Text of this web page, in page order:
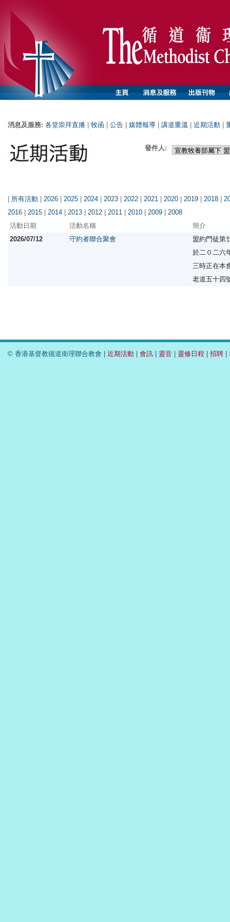
消息及服務: 各堂崇拜直播 牧函 公告 媒體報導 講道重溫 近期活動
發件人:
| 所有活動 | 2026 | 2025 | 2024 | 2023 | 2022 | 2021 | 2020 | 2019 | 2018 |
2016 | 2015 | 2014 | 2013 | 2012 | 2011 | 2010 | 2009 | 2008
活動日期
活動名稱
簡介
2026/07/12
守約者聯合聚會
盟約門徒第
於二０二六
三時正在本
老道五十四
© 香港基督教循道衛理聯合教會 | 近期活動 | 會訊 | 靈音 | 靈修日程 | 招聘 |